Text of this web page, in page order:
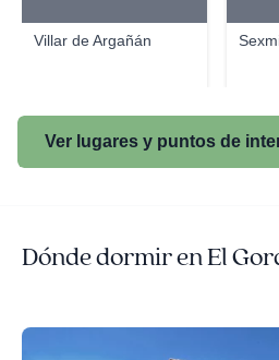
Villar de Argañán
Ver lugares y puntos de
Dónde dormir en El